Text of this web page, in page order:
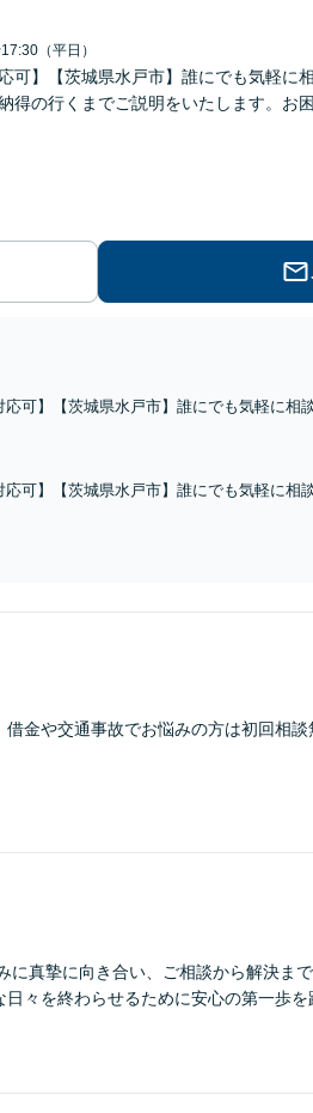
（平日）
可】【茨城県水戸市】誰にでも気軽
得の行くまでご説明をいたします。お
応可】【茨城県水戸市】誰にでも気軽に相
応可】【茨城県水戸市】誰にでも気軽に相
金や交通事故でお悩みの方は初回相談
真摯に向き合い、ご相談から解決ま
々を終わらせるために安心の第一歩